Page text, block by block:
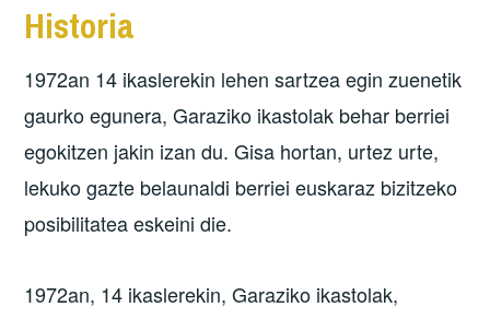
Historia
1972an 14 ikaslerekin lehen sartzea egin zuenetik
gaurko egunera, Garaziko ikastolak behar berriei
egokitzen jakin izan du. Gisa hortan, urtez urte,
lekuko gazte belaunaldi berriei euskaraz bizitzeko
posibilitatea eskeini die.
1972an, 14 ikaslerekin, Garaziko ikastolak,